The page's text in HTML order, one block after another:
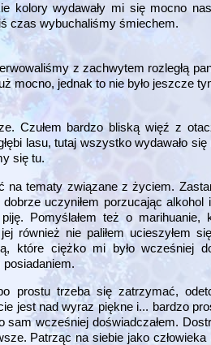
kolory wydawały mi się mocno
czas wybuchaliśmy śmiechem.
z zachwytem rozległą
mocno, jednak to nie było jeszcze
Czułem bardzo bliską więź z
lasu, tutaj wszystko wydawało
się tu.
na tematy związane z życiem.
uczyniłem porzucając alkohol
Pomyślałem też o marihuanie,
również nie paliłem ucieszyłem
które ciężko mi było wcześniej
prostu trzeba się zatrzymać,
jest nad wyraz piękne i... bardzo
wcześniej doświadczałem.
Patrząc na siebie jako